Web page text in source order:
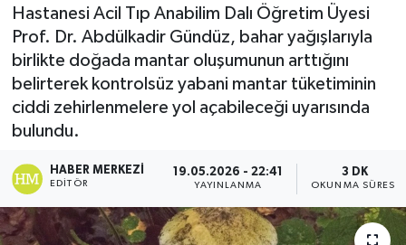
Hastanesi Acil Tıp Anabilim Dalı Öğretim Üyesi
Prof. Dr. Abdülkadir Gündüz, bahar yağışlarıyla
birlikte doğada mantar oluşumunun arttığını
belirterek kontrolsüz yabani mantar tüketiminin
ciddi zehirlenmelere yol açabileceği uyarısında
bulundu.
HABER MERKEZI
EDITÖR
19.05.2026 - 22:41
YAYINLANMA
3 DK
OKUNMA SÜRESI
Medya
Sağlık
Haber Arşivi